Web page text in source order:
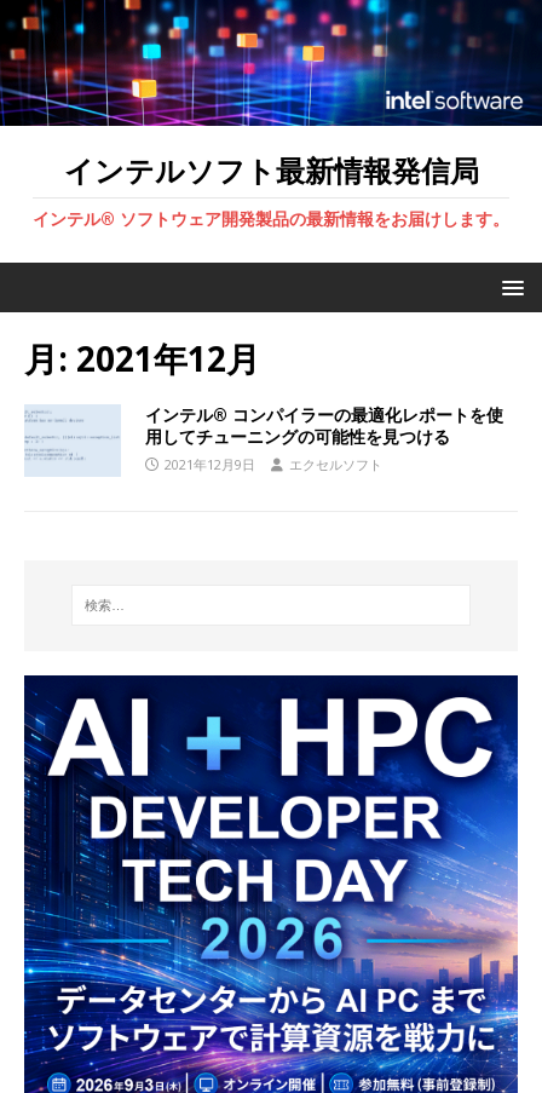
インテルソフト最新情報発信局
インテル® ソフトウェア開発製品の最新情報をお届けします。
月: 2021年12月
インテル® コンパイラーの最適化レポートを使
用してチューニングの可能性を見つける
2021年12月9日 エクセルソフト